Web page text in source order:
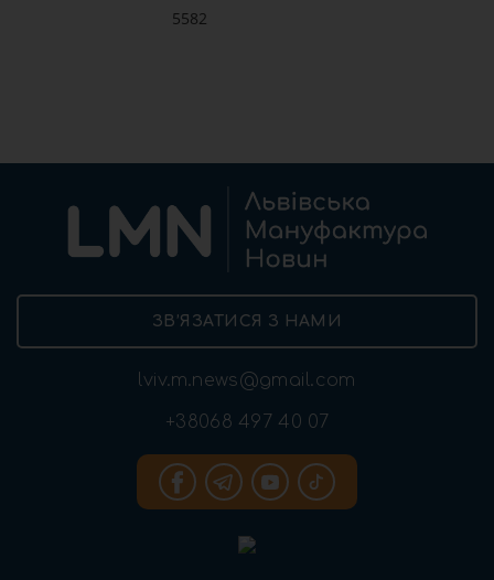
5582
ЗВ’ЯЗАТИСЯ З НАМИ
lviv.m.news@gmail.com
+38068 497 40 07